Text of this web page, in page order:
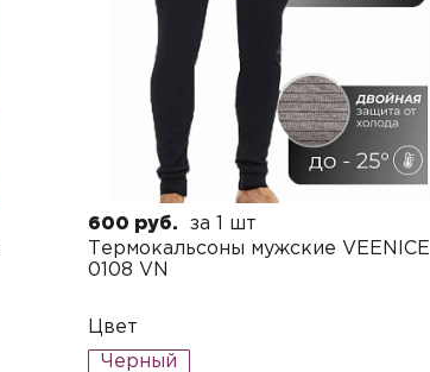
600 руб.
за 1 шт
Термокальсоны мужские VEENICE
0108 VN
Цвет
Черный